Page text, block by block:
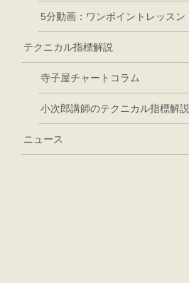
5分動画：ワンポイントレッスン
テクニカル指標解説
寺子屋チャートコラム
小次郎講師のテクニカル指標解説
ニュース